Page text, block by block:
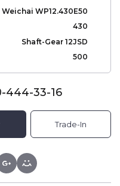
Weichai WP12.430E50
430
Shaft-Gear 12JSD
500
444-33-16
Trade-In